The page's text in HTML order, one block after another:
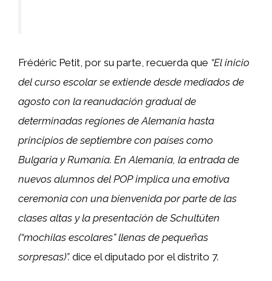
Frédéric Petit, por su parte, recuerda que “El inicio
del curso escolar se extiende desde mediados de
agosto con la reanudación gradual de
determinadas regiones de Alemania hasta
principios de septiembre con países como
Bulgaria y Rumanía. En Alemania, la entrada de
nuevos alumnos del POP implica una emotiva
ceremonia con una bienvenida por parte de las
clases altas y la presentación de Schultüten
(“mochilas escolares” llenas de pequeñas
sorpresas)”. dice el diputado por el distrito 7.